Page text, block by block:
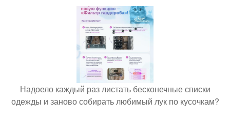
Надоело каждый раз листать бесконечные списки
одежды и заново собирать любимый лук по кусочкам?